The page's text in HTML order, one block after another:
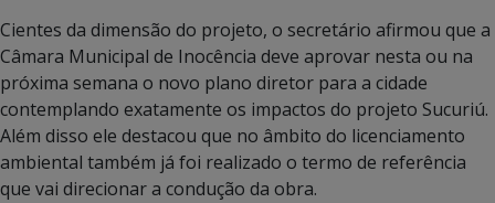
Cientes da dimensão do projeto, o secretário afirmou que a
Câmara Municipal de Inocência deve aprovar nesta ou na
próxima semana o novo plano diretor para a cidade
contemplando exatamente os impactos do projeto Sucuriú.
Além disso ele destacou que no âmbito do licenciamento
ambiental também já foi realizado o termo de referência
que vai direcionar a condução da obra.